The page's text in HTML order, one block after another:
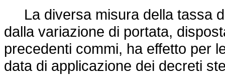
La diversa misura della tassa
dalla variazione di portata,
precedenti commi, ha effetto per
data di applicazione dei decreti